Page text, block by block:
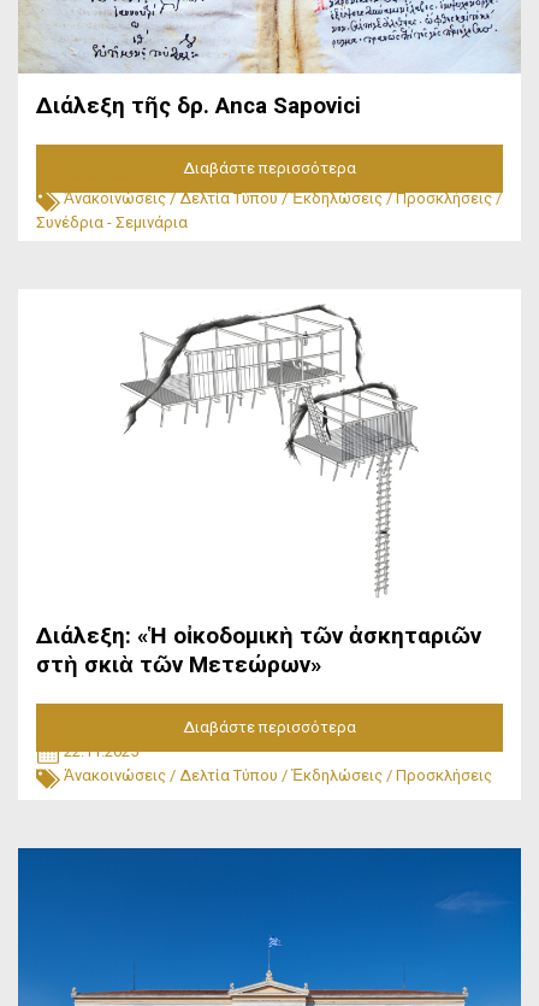
Διάλεξη τῆς δρ. Anca Sapovici
Διαβάστε περισσότερα
Ἀνακοινώσεις/Δελτία Τύπου/Ἐκδηλώσεις/Προσκλήσεις/
Συνέδρια - Σεμινάρια
Διάλεξη: «Ἡ οἰκοδομικὴ τῶν ἀσκηταριῶν
στὴ σκιὰ τῶν Μετεώρων»
Διαβάστε περισσότερα
22.11.2025
Ἀνακοινώσεις / Δελτία Τύπου / Ἐκδηλώσεις / Προσκλήσεις